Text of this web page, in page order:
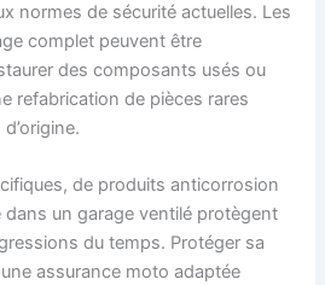
normes de sécurité actuelles. Les
complet peuvent être
des composants usés ou
refabrication de pièces rares
de produits anticorrosion
un garage ventilé protègent
du temps. Protéger sa
assurance moto adaptée